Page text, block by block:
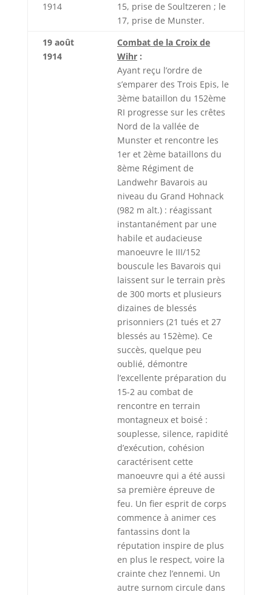
1914
15, prise de Soultzeren ; le
17, prise de Munster.
19 août
1914
Combat de la Croix de
Wihr:
Ayant reçu l’ordre de
s’emparer des Trois Epis, le
3ème bataillon du 152ème
RI progresse sur les crêtes
Nord de la vallée de
Munster et rencontre les
1er et 2ème bataillons du
8ème Régiment de
Landwehr Bavarois au
niveau du Grand Hohnack
(982 m alt.) : réagissant
instantanément par une
habile et audacieuse
manoeuvre le III/152
bouscule les Bavarois qui
laissent sur le terrain près
de 300 morts et plusieurs
dizaines de blessés
prisonniers (21 tués et 27
blessés au 152ème). Ce
succès, quelque peu
oublié, démontre
l’excellente préparation du
15-2 au combat de
rencontre en terrain
montagneux et boisé :
souplesse, silence, rapidité
d’exécution, cohésion
caractérisent cette
manoeuvre qui a été aussi
sa première épreuve de
feu. Un fier esprit de corps
commence à animer ces
fantassins dont la
réputation inspire de plus
en plus le respect, voire la
crainte chez l’ennemi. Un
autre surnom circule dans